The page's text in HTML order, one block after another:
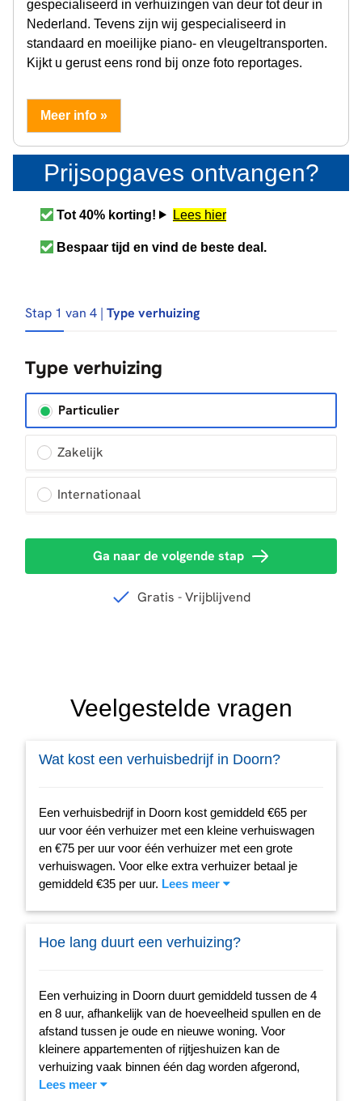
gespecialiseerd in verhuizingen van deur tot deur in
Nederland. Tevens zijn wij gespecialiseerd in
standaard en moeilijke piano- en vleugeltransporten.
Kijkt u gerust eens rond bij onze foto reportages.
Meer info »
Prijsopgaves ontvangen?
Tot 40% korting! Lees hier
Bespaar tijd en vind de beste deal.
Veelgestelde vragen
Wat kost een verhuisbedrijf in Doorn?
Een verhuisbedrijf in Doorn kost gemiddeld €65 per
uur voor één verhuizer met een kleine verhuiswagen
en €75 per uur voor één verhuizer met een grote
verhuiswagen. Voor elke extra verhuizer betaal je
gemiddeld €35 per uur. Lees meer
Hoe lang duurt een verhuizing?
Een verhuizing in Doorn duurt gemiddeld tussen de 4
en 8 uur, afhankelijk van de hoeveelheid spullen en de
afstand tussen je oude en nieuwe woning. Voor
kleinere appartementen of rijtjeshuizen kan de
verhuizing vaak binnen één dag worden afgerond,
Lees meer